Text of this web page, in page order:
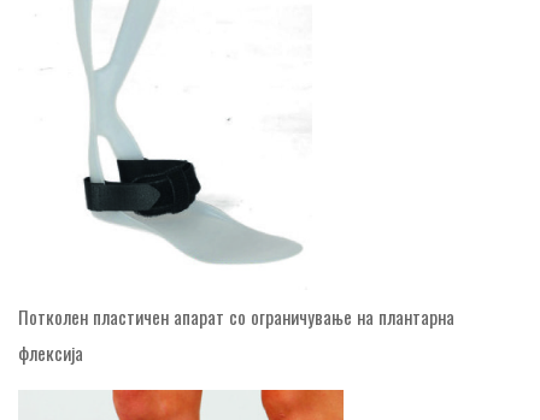
Потколен пластичен апарат со ограничување на плантарна
флексија